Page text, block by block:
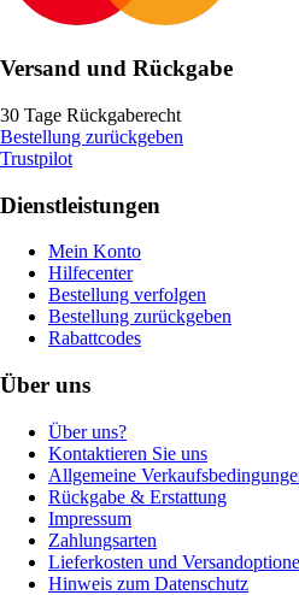
Versand und Rückgabe
30 Tage Rückgaberecht
Bestellung zurückgeben
Trustpilot
Dienstleistungen
Mein Konto
Hilfecenter
Bestellung verfolgen
Bestellung zurückgeben
Rabattcodes
Über uns
Über uns?
Kontaktieren Sie uns
Allgemeine
Rückgabe & Erstattung
Impressum
Zahlungsarten
Lieferkosten und
Hinweis zum Datenschutz